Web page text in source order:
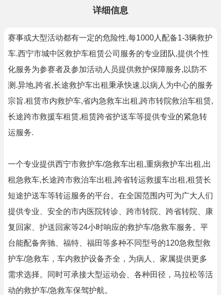
详细信息
赛事或大型活动都有一定的危险性,每1000人配备1-3辆救护
车.西宁市城中区救护车租赁公司服务的专业团队,提供个性
化服务为参赛者及参加活动人员提供救护保障服务,以防不
测.异地,跨省,长途救护车出租秉承快速,以病人为中心的服务
宗旨.租赁市内救护车,省内急救车出租,跨市转院救治车租赁,
长途跨市救援车租赁,租赁跨省护送车等提供专业的紧急转
运服务.
一个专业提供西宁市救护车/急救车出租,重病救护车出租,出
租急救车,长途跨市救治车出租,跨省转运救援车出租,租赁长
短途护送车等转运服务的平台。在全国范围内可为广大人们
提供专业、安全的市内医院转诊、跨市转院、跨省转院、康
复回家、护送回家等24小时响应的救护车/急救车服务。平
台能配备奔驰、福特、福田等多种不同型号的120急救型救
护车/急救车，车内救护设备齐全，为病人、家属提供更多
需求选择。同时可承接大型运动会、各种田径，马拉松等活
动的救护车/急救车保驾护航。